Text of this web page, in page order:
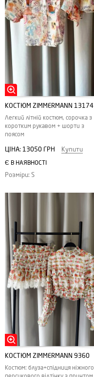
КОСТЮМ ZIMMERMANN 13174
Легкий літній костюм, сорочка з
коротким рукавом + шорти з
поясом
ЦІНА: 13050 ГРН Купити
Є В НАЯВНОСТІ
Розміри: S
КОСТЮМ ZIMMERMANN 9360
Костюм: блуза+спідниця ніжного